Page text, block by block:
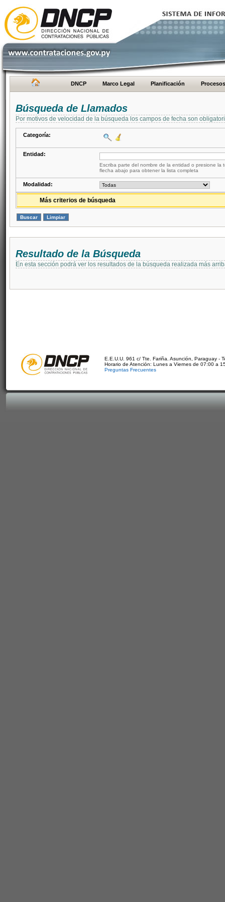
DNCP Marco Legal Planificación Procesos
Búsqueda de Llamados
Por motivos de velocidad de la búsqueda los campos de fecha son
Categoría:
Entidad:
Escriba parte del nombre de la entidad o presione la
flecha abajo para obtener la lista completa
Modalidad:
Más criterios de búsqueda
Resultado de la Búsqueda
En esta sección podrá ver los resultados de la búsqueda realizada más
E.E.U.U. 961 c/ Tte. Fariña. Asunción, Paraguay -
Horario de Atención: Lunes a Viernes de 07:00 a
Preguntas Frecuentes